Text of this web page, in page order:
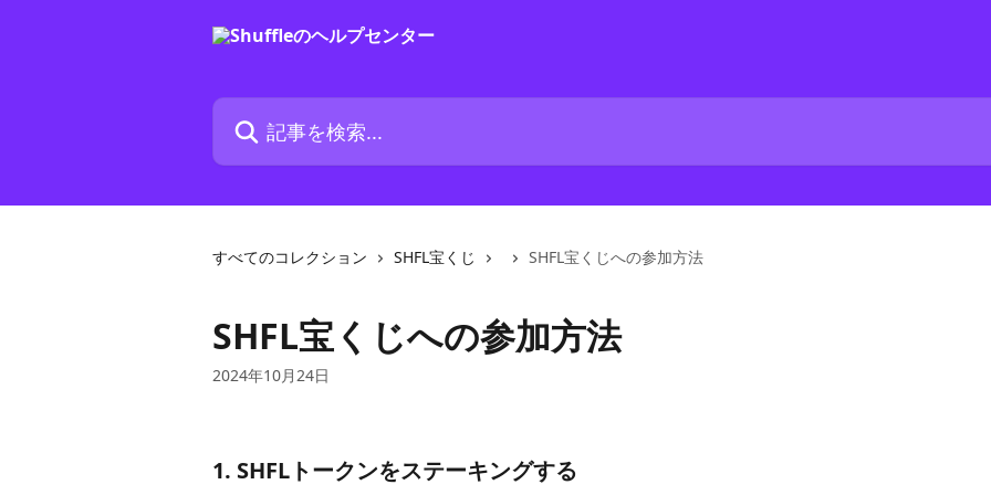
記事を検索...
すべてのコレクション SHFL宝くじ SHFL宝くじへの参加方法
SHFL宝くじへの参加方法
2024年10月24日
1. SHFLトークンをステーキングする